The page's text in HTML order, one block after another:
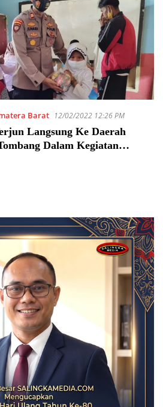
Barat 12/02/2022 12:26 PM
Langsung Ke Daerah
Dalam Kegiatan